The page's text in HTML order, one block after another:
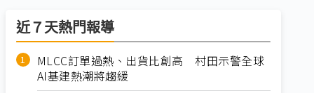
近７天熱門報導
MLCC訂單過熱、出貨比創高 村田示警全球
AI基建熱潮將趨緩